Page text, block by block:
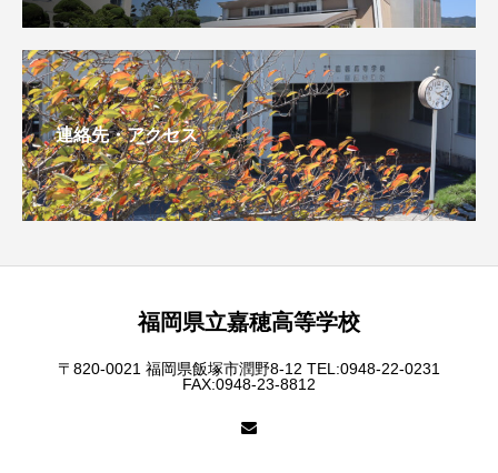
連絡先・アクセス
福岡県立嘉穂高等学校
〒820-0021 福岡県飯塚市潤野8-12 TEL:0948-22-0231
FAX:0948-23-8812